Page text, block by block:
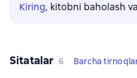
Kiring, kitobni baholash
Sitatalar 6 Barcha